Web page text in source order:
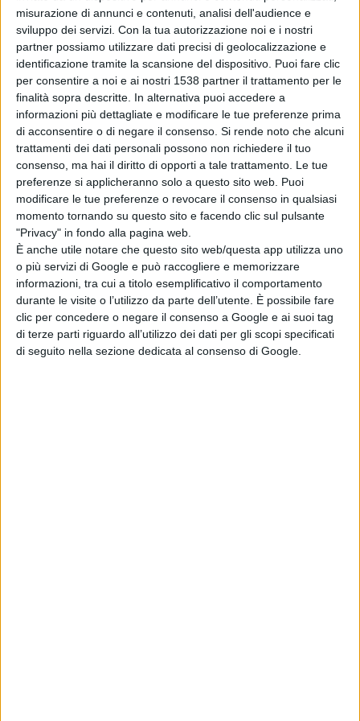
misurazione di annunci e contenuti, analisi dell'audience e
sviluppo dei servizi. Con la tua autorizzazione noi e i nostri
partner possiamo utilizzare dati precisi di geolocalizzazione e
identificazione tramite la scansione del dispositivo. Puoi fare clic
per consentire a noi e ai nostri 1538 partner il trattamento per le
finalità sopra descritte. In alternativa puoi accedere a
informazioni più dettagliate e modificare le tue preferenze prima
di acconsentire o di negare il consenso. Si rende noto che alcuni
trattamenti dei dati personali possono non richiedere il tuo
consenso, ma hai il diritto di opporti a tale trattamento. Le tue
preferenze si applicheranno solo a questo sito web. Puoi
modificare le tue preferenze o revocare il consenso in qualsiasi
momento tornando su questo sito e facendo clic sul pulsante
"Privacy" in fondo alla pagina web.
È anche utile notare che questo sito web/questa app utilizza uno
o più servizi di Google e può raccogliere e memorizzare
informazioni, tra cui a titolo esemplificativo il comportamento
durante le visite o l’utilizzo da parte dell’utente. È possibile fare
clic per concedere o negare il consenso a Google e ai suoi tag
di terze parti riguardo all’utilizzo dei dati per gli scopi specificati
di seguito nella sezione dedicata al consenso di Google.
presidente della cooperativa sociale ‘Odissea’ Valerio
Bonetti, il presidente della cooperativa sociale
‘L’impronta’ Federico Fambrini e per la Fondazione
Volontariato e Partecipazione Marco Bonetti.
Nel corso della riunione è stato stilato il
cronoprogramma delle attività che, partendo da
un’analisi dei bisogni dei destinatari, prevedono la
produzione di materiale informativo, un laboratorio
annuale di italiano, laboratori scolastici di intercultura e
mediazione dei conflitti, un corso di lingua araba,
laboratori di intercultura e comunicazione Rete G.2, e
attività di biblioteca interculturale dei ragazzi.